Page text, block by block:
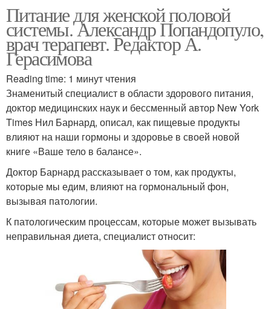
Питание для женской половой
системы. Александр Попандопуло,
врач терапевт. Редактор А.
Герасимова
Reading time: 1 минут чтения
Знаменитый специалист в области здорового питания,
доктор медицинских наук и бессменный автор New York
Times Нил Барнард, описал, как пищевые продукты
влияют на наши гормоны и здоровье в своей новой
книге «Ваше тело в балансе».
Доктор Барнард рассказывает о том, как продукты,
которые мы едим, влияют на гормональный фон,
вызывая патологии.
К патологическим процессам, которые может вызывать
неправильная диета, специалист относит: